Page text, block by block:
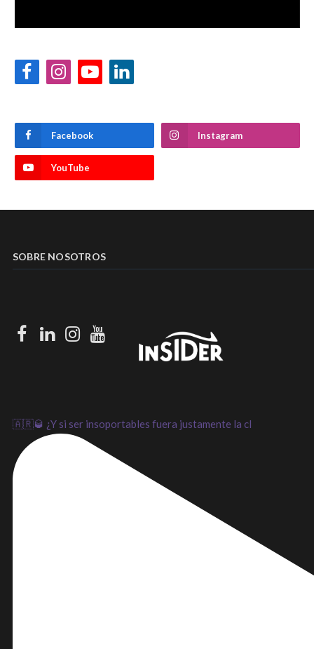
FacebookInstagramYouTubeLinkedIn
Facebook Instagram
YouTube
SOBRE NOSOTROS
Facebook
LinkedInInstagram
Youtube
🇦🇷🥃 ¿Y si ser insoportables fuera justamente la cl